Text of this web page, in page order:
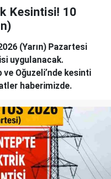
Kesintisi! 10
(Yarın) Pazartesi
uygulanacak.
Oğuzeli’nde kesinti
haberimizde.